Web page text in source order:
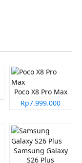
Poco X8 Pro Max
Rp7.999.000
Samsung Galaxy
S26 Plus